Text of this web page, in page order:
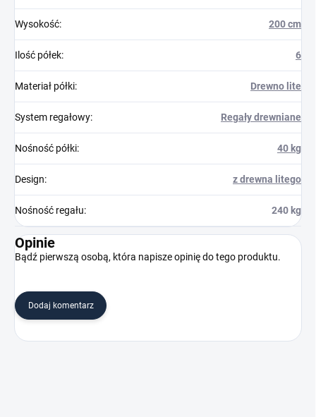
Wysokość: 200 cm
Ilość półek: 6
Materiał półki: Drewno lite
System regałowy: Regały drewniane
Nośność półki: 40 kg
Design: z drewna litego
Nośność regału: 240 kg
Opinie
Bądź pierwszą osobą, która napisze opinię do tego produktu.
Dodaj komentarz